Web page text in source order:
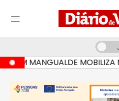
MANGUALDE MOBILIZA MAIS